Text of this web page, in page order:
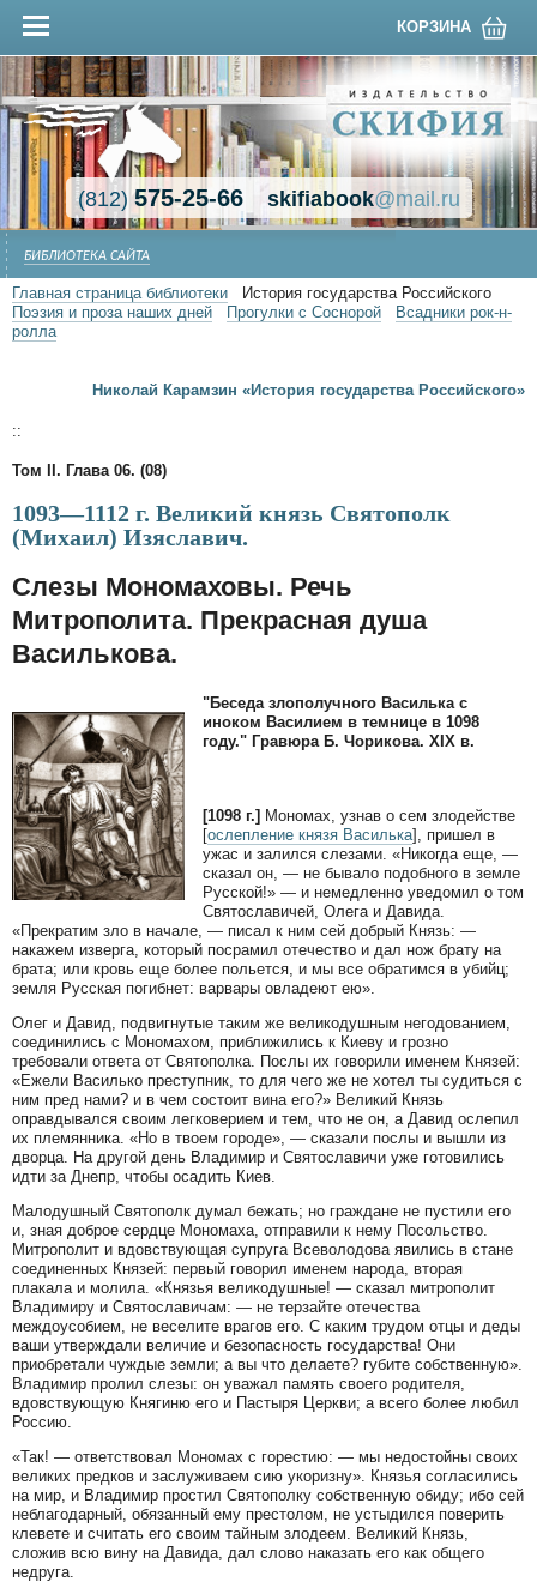
КОРЗИНА
(812)575-25-66 skifiabook@mail.ru
БИБЛИОТЕКА САЙТА
Главная страница библиотеки
История государства Российского
Поэзия и проза наших дней
Прогулки с Соснорой
Всадники рок-н-
ролла
Николай Карамзин «История государства Российского»
::
Том II. Глава 06. (08)
1093—1112 г. Великий князь Святополк
(Михаил) Изяславич.
Слезы Мономаховы. Речь
Митрополита. Прекрасная душа
Василькова.
"Беседа злополучного Василька с
иноком Василием в темнице в 1098
году." Гравюра Б. Чорикова. XIX в.
[1098 г.] Мономах, узнав о сем злодействе
[ослепление князя Василька], пришел в
ужас и залился слезами. «Никогда еще, —
сказал он, — не бывало подобного в земле
Русской!» — и немедленно уведомил о том
Святославичей, Олега и Давида.
«Прекратим зло в начале, — писал к ним сей добрый Князь: —
накажем изверга, который посрамил отечество и дал нож брату на
брата; или кровь еще более польется, и мы все обратимся в убийц;
земля Русская погибнет: варвары овладеют ею».
Олег и Давид, подвигнутые таким же великодушным негодованием,
соединились с Мономахом, приближились к Киеву и грозно
требовали ответа от Святополка. Послы их говорили именем Князей:
«Ежели Василько преступник, то для чего же не хотел ты судиться с
ним пред нами? и в чем состоит вина его?» Великий Князь
оправдывался своим легковерием и тем, что не он, а Давид ослепил
их племянника. «Но в твоем городе», — сказали послы и вышли из
дворца. На другой день Владимир и Святославичи уже готовились
идти за Днепр, чтобы осадить Киев.
Малодушный Святополк думал бежать; но граждане не пустили его
и, зная доброе сердце Мономаха, отправили к нему Посольство.
Митрополит и вдовствующая супруга Всеволодова явились в стане
соединенных Князей: первый говорил именем народа, вторая
плакала и молила. «Князья великодушные! — сказал митрополит
Владимиру и Святославичам: — не терзайте отечества
междоусобием, не веселите врагов его. С каким трудом отцы и деды
ваши утверждали величие и безопасность государства! Они
приобретали чуждые земли; а вы что делаете? губите собственную».
Владимир пролил слезы: он уважал память своего родителя,
вдовствующую Княгиню его и Пастыря Церкви; а всего более любил
Россию.
«Так! — ответствовал Мономах с горестию: — мы недостойны своих
великих предков и заслуживаем сию укоризну». Князья согласились
на мир, и Владимир простил Святополку собственную обиду; ибо сей
неблагодарный, обязанный ему престолом, не устыдился поверить
клевете и считать его своим тайным злодеем. Великий Князь,
сложив всю вину на Давида, дал слово наказать его как общего
недруга.